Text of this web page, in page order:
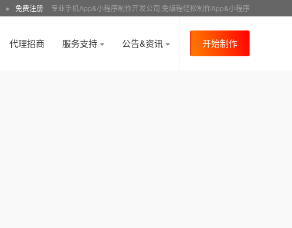
● 免费注册 专业手机App&小程序制作开发公司,免编程轻松制作App&小程序
代理招商 服务支持 公告&资讯 开始制作